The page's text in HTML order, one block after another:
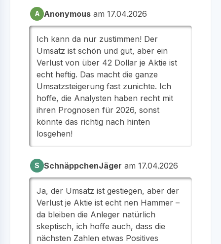
A Anonymous am 17.04.2026
Ich kann da nur zustimmen! Der
Umsatz ist schön und gut, aber ein
Verlust von über 42 Dollar je Aktie ist
echt heftig. Das macht die ganze
Umsatzsteigerung fast zunichte. Ich
hoffe, die Analysten haben recht mit
ihren Prognosen für 2026, sonst
könnte das richtig nach hinten
losgehen!
S SchnäppchenJäger am 17.04.2026
Ja, der Umsatz ist gestiegen, aber der
Verlust je Aktie ist echt nen Hammer –
da bleiben die Anleger natürlich
skeptisch, ich hoffe auch, dass die
nächsten Zahlen etwas Positives